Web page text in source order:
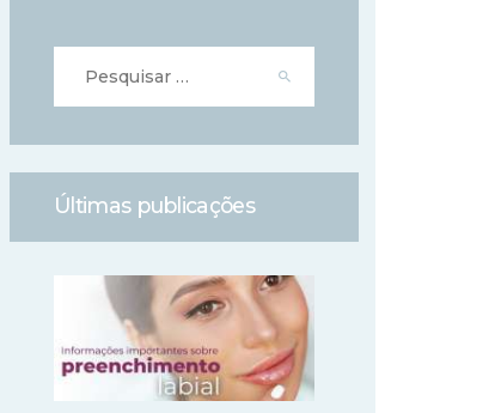
Últimas publicações